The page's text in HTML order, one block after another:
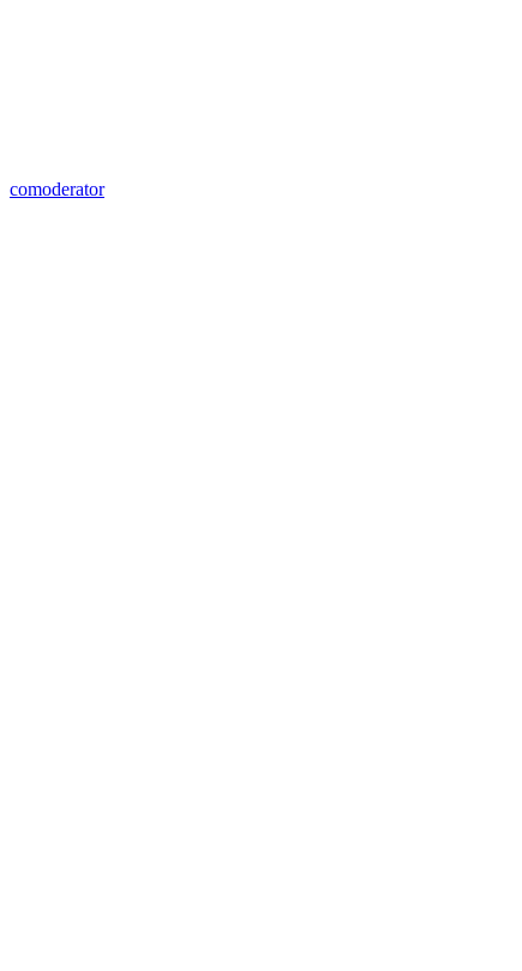
comoderator